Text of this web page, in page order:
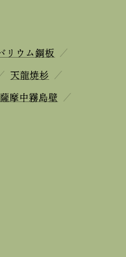
リウム鋼板 ／
天龍焼杉 ／
薩摩中霧島壁 ／